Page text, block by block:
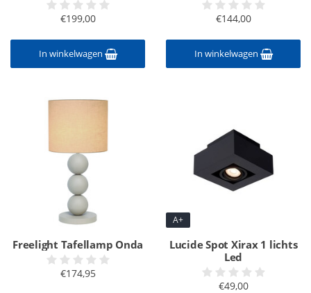
€199,00
In winkelwagen
€144,00
In winkelwagen
Freelight Tafellamp Onda
€174,95
A+
Lucide Spot Xirax 1 lichts
Led
€49,00